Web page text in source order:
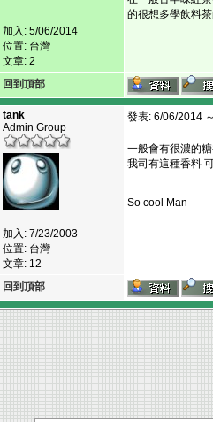
加入: 5/06/2014
位置: 台灣
文章: 2
的很想多學飲料
回到頂部
tank
Admin Group
加入: 7/23/2003
位置: 台灣
文章: 12
發表: 6/06/2014
一般會有很濃的
我司有這種香料
So cool Man
回到頂部